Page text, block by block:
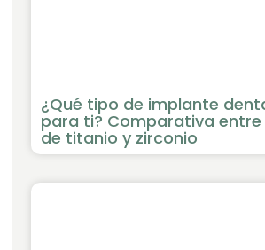
¿Qué tipo de implante
para ti? Comparativa
de titanio y zirconio